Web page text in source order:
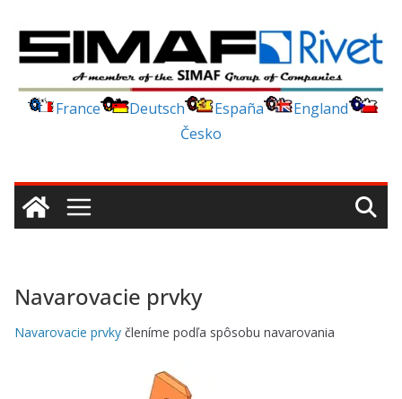
content
France Deutsch España
England
Česko
Navarovacie prvky
Navarovacie prvky členíme podľa spôsobu navarovania